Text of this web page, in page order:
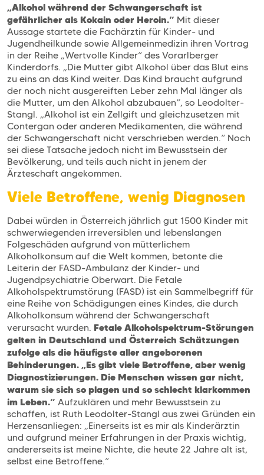
„Alkohol während der Schwangerschaft ist
gefährlicher als Kokain oder Heroin.“ Mit dieser
Aussage startete die Fachärztin für Kinder- und
Jugendheilkunde sowie Allgemeinmedizin ihren Vortrag
in der Reihe „Wertvolle Kinder“ des Vorarlberger
Kinderdorfs. „Die Mutter gibt Alkohol über das Blut eins
zu eins an das Kind weiter. Das Kind braucht aufgrund
der noch nicht ausgereiften Leber zehn Mal länger als
die Mutter, um den Alkohol abzubauen“, so Leodolter-
Stangl. „Alkohol ist ein Zellgift und gleichzusetzen mit
Contergan oder anderen Medikamenten, die während
der Schwangerschaft nicht verschrieben werden.“ Noch
sei diese Tatsache jedoch nicht im Bewusstsein der
Bevölkerung, und teils auch nicht in jenem der
Ärzteschaft angekommen.
Viele Betroffene, wenig Diagnosen
Dabei würden in Österreich jährlich gut 1500 Kinder mit
schwerwiegenden irreversiblen und lebenslangen
Folgeschäden aufgrund von mütterlichem
Alkoholkonsum auf die Welt kommen, betonte die
Leiterin der FASD-Ambulanz der Kinder- und
Jugendpsychiatrie Oberwart. Die Fetale
Alkoholspektrumstörung (FASD) ist ein Sammelbegriff für
eine Reihe von Schädigungen eines Kindes, die durch
Alkoholkonsum während der Schwangerschaft
verursacht wurden. Fetale Alkoholspektrum-Störungen
gelten in Deutschland und Österreich Schätzungen
zufolge als die häufigste aller angeborenen
Behinderungen. „Es gibt viele Betroffene, aber wenig
Diagnostizierungen. Die Menschen wissen gar nicht,
warum sie sich so plagen und so schlecht klarkommen
im Leben.“ Aufzuklären und mehr Bewusstsein zu
schaffen, ist Ruth Leodolter-Stangl aus zwei Gründen ein
Herzensanliegen: „Einerseits ist es mir als Kinderärztin
und aufgrund meiner Erfahrungen in der Praxis wichtig,
andererseits ist meine Nichte, die heute 22 Jahre alt ist,
selbst eine Betroffene.“